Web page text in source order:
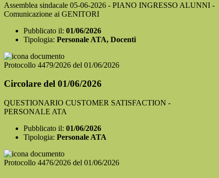
Assemblea sindacale 05-06-2026 - PIANO INGRESSO ALUNNI -
Comunicazione ai GENITORI
Pubblicato il: 01/06/2026
Tipologia: Personale ATA, Docenti
Protocollo 4479/2026 del 01/06/2026
Circolare del 01/06/2026
QUESTIONARIO CUSTOMER SATISFACTION -
PERSONALE ATA
Pubblicato il: 01/06/2026
Tipologia: Personale ATA
Protocollo 4476/2026 del 01/06/2026